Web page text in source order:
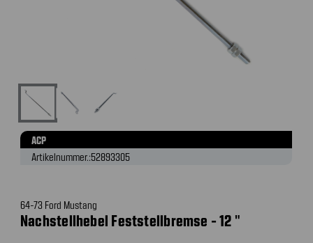
ACP
Artikelnummer.:52893305
64-73 Ford Mustang
Nachstellhebel Feststellbremse - 12 "